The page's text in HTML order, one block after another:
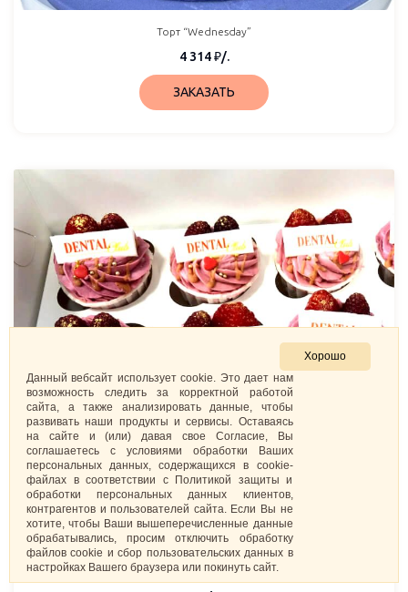
Торт “Wednesday”
4 314₽/.
ЗАКАЗАТЬ
Капкейки «Для стоматологии»
Хорошо
Данный вебсайт использует cookie. Это дает нам
возможность следить за корректной работой
сайта, а также анализировать данные, чтобы
развивать наши продукты и сервисы. Оставаясь
на сайте и (или) давая свое Согласие, Вы
соглашаетесь с условиями обработки Ваших
персональных данных, содержащихся в cookie-
файлах в соответствии с Политикой защиты и
обработки персональных данных клиентов,
контрагентов и пользователей сайта. Если Вы не
хотите, чтобы Ваши вышеперечисленные данные
обрабатывались, просим отключить обработку
файлов cookie и сбор пользовательских данных в
настройках Вашего браузера или покинуть сайт.